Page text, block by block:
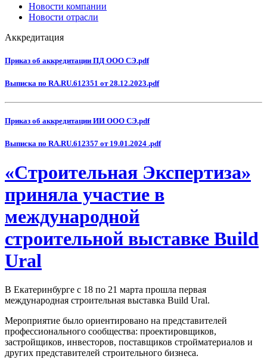
Новости компании
Новости отрасли
Аккредитация
Приказ об аккредитации ПД ООО СЭ.pdf
Выписка по RA.RU.612351 от 28.12.2023.pdf
Приказ об аккредитации ИИ ООО СЭ.pdf
Выписка по RA.RU.612357 от 19.01.2024 .pdf
«Строительная Экспертиза»
приняла участие в
международной
строительной выставке Build
Ural
В Екатеринбурге с 18 по 21 марта прошла первая
международная строительная выставка Build Ural.
Мероприятие было ориентировано на представителей
профессионального сообщества: проектировщиков,
застройщиков, инвесторов, поставщиков стройматериалов и
других представителей строительного бизнеса.